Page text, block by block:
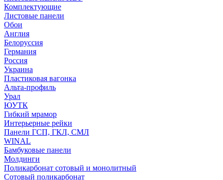
Комплектующие
Листовые панели
Обои
Англия
Белоруссия
Германия
Россия
Украина
Пластиковая вагонка
Альта-профиль
Урал
ЮУТК
Гибкий мрамор
Интерьерные рейки
Панели ГСП, ГКЛ, СМЛ
WINAL
Бамбуковые панели
Молдинги
Поликарбонат сотовый и монолитный
Сотовый поликарбонат